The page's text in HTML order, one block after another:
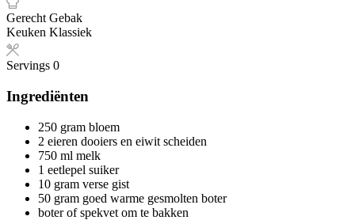
GerechtGebak
Keuken Klassiek
Servings 0
Ingrediënten
250 gram bloem
2 eieren dooiers en eiwit scheiden
750 ml melk
1 eetlepel suiker
10 gram verse gist
50 gram goed warme gesmolten boter
boter of spekvet om te bakken